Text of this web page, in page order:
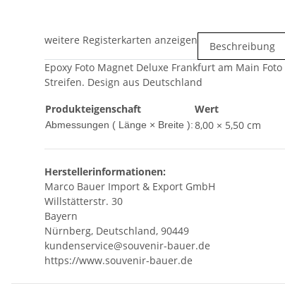
weitere Registerkarten anzeigen
Beschreibung
Epoxy Foto Magnet Deluxe Frankfurt am Main
Streifen. Design aus Deutschland
Produkteigenschaft
Wert
Abmessungen ( Länge × Breite ):8,00 × 5,50 cm
Herstellerinformationen:
Marco Bauer Import & Export GmbH
Willstätterstr. 30
Bayern
Nürnberg, Deutschland, 90449
kundenservice@souvenir-bauer.de
https://www.souvenir-bauer.de